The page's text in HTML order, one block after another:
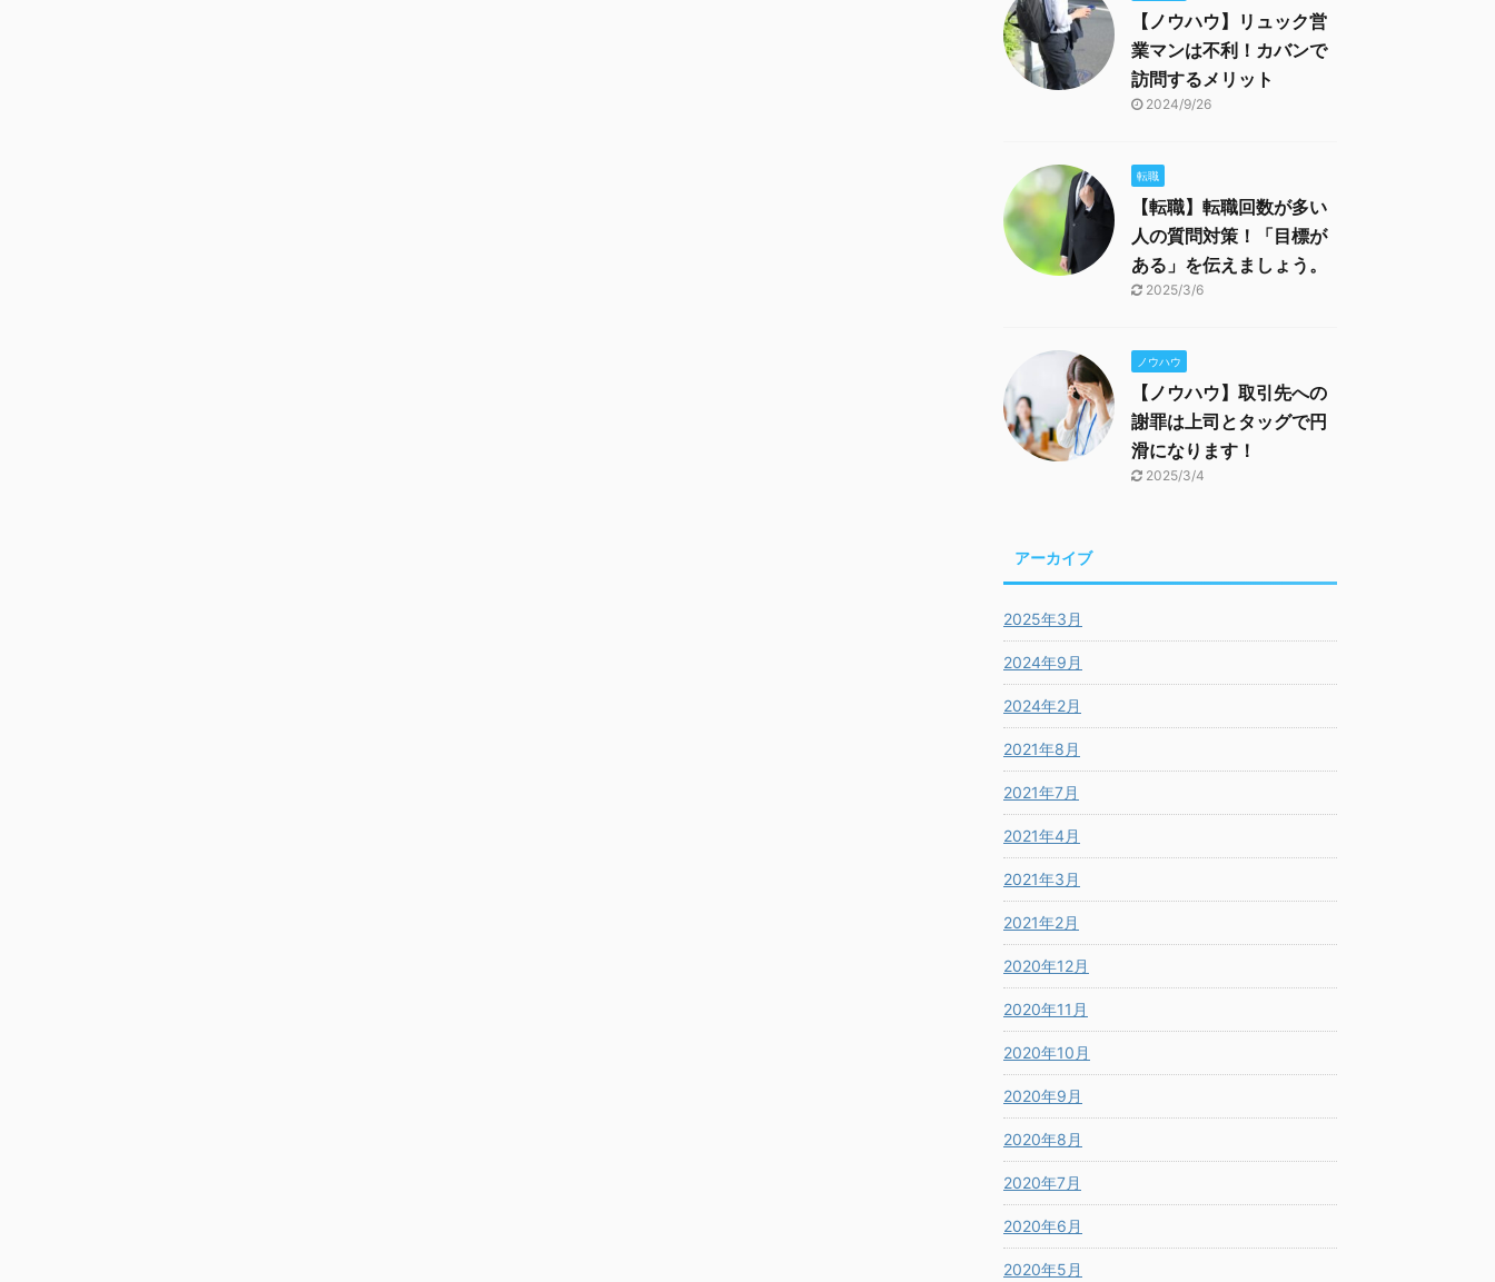
【ノウハウ】リュック営
業マンは不利！カバンで
訪問するメリット
2024/9/26
転職
【転職】転職回数が多い
人の質問対策！「目標が
ある」を伝えましょう。
2025/3/6
ノウハウ
【ノウハウ】取引先への
謝罪は上司とタッグで円
滑になります！
2025/3/4
アーカイブ
2025年3月
2024年9月
2024年2月
2021年8月
2021年7月
2021年4月
2021年3月
2021年2月
2020年12月
2020年11月
2020年10月
2020年9月
2020年8月
2020年7月
2020年6月
2020年5月